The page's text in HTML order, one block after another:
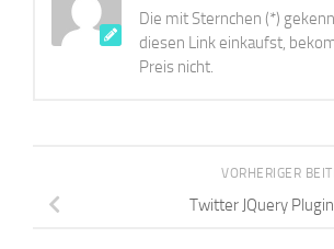
Die mit Sternchen (*)
diesen Link einkaufst,
Preis nicht.
VORHERIGER
Twitter JQuery